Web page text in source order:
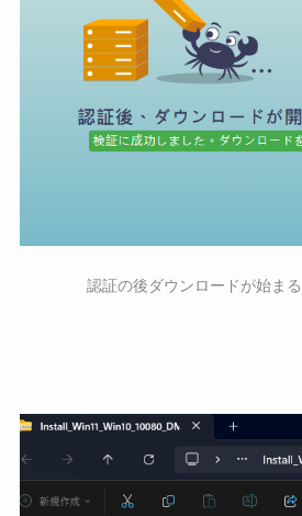
認証の後ダウンロードが始ま